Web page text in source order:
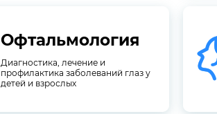
Офтальмология
Диагностика, лечение и
профилактика заболеваний глаз у
детей и взрослых
Офтальмология
профилактика заболеваний глаз у
детей и взрослых